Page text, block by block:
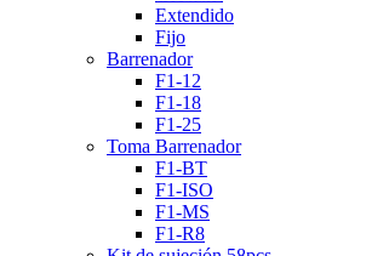
Extendido
Fijo
Barrenador
F1-12
F1-18
F1-25
Toma Barrenador
F1-BT
F1-ISO
F1-MS
F1-R8